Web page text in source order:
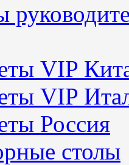
VIP
VIP
Россия
столы